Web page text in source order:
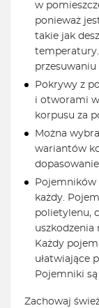
w
ponieważ
takie jak
Pokrywy z
i otworami
korpusu za
Można
wariantów
każdy.
polietylenu,
uszkodzenia
Każdy
ułatwiające
Pojemniki
Zachowaj